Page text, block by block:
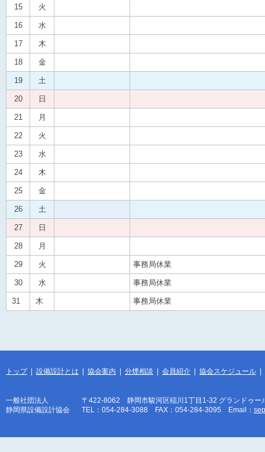
15 火
16 水
17 木
18 金
19 土
20 日
21 月
22 火
23 水
24 木
25 金
26 土
27 日
28 月
29 火 事務局休業
30 水 事務局休業
31 木 事務局休業
トップ | 設備設計とは | 協会案内 | 分煙相談 | 会員紹介 | 協会スケジュール |
一般社団法人
静岡県設備設計協会
〒422-8062 静岡市駿河区稲川1丁目1-32 グランドゥ
TEL：054-284-3088 FAX：054-284-3095 Email：